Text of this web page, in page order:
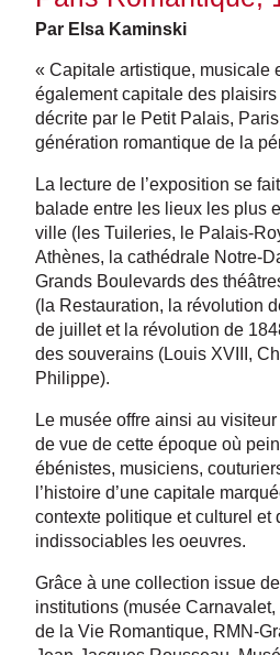
Par Elsa Kaminski
« Capitale artistique, musicale
également capitale des
décrite par le Petit Palais,
génération romantique de la
La lecture de l’exposition se
balade entre les lieux les plus
ville (les Tuileries, le Palais-
Athènes, la cathédrale Notre-
Grands Boulevards des
(la Restauration, la révolution
de juillet et la révolution de
des souverains (Louis XVIII,
Philippe).
Le musée offre ainsi au
de vue de cette époque où
ébénistes, musiciens,
l’histoire d’une capitale
contexte politique et culturel et
indissociables les oeuvres.
Grâce à une collection issue
institutions (musée
de la Vie Romantique, RMN-